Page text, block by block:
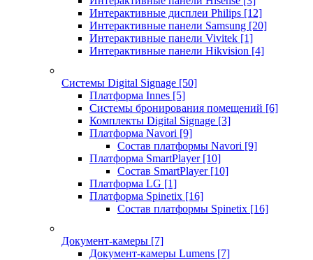
Интерактивные дисплеи Philips [12]
Интерактивные панели Samsung [20]
Интерактивные панели Vivitek [1]
Интерактивные панели Hikvision [4]
Системы Digital Signage [50]
Платформа Innes [5]
Системы бронирования помещений [6]
Комплекты Digital Signage [3]
Платформа Navori [9]
Состав платформы Navori [9]
Платформа SmartPlayer [10]
Состав SmartPlayer [10]
Платформа LG [1]
Платформа Spinetix [16]
Состав платформы Spinetix [16]
Документ-камеры [7]
Документ-камеры Lumens [7]